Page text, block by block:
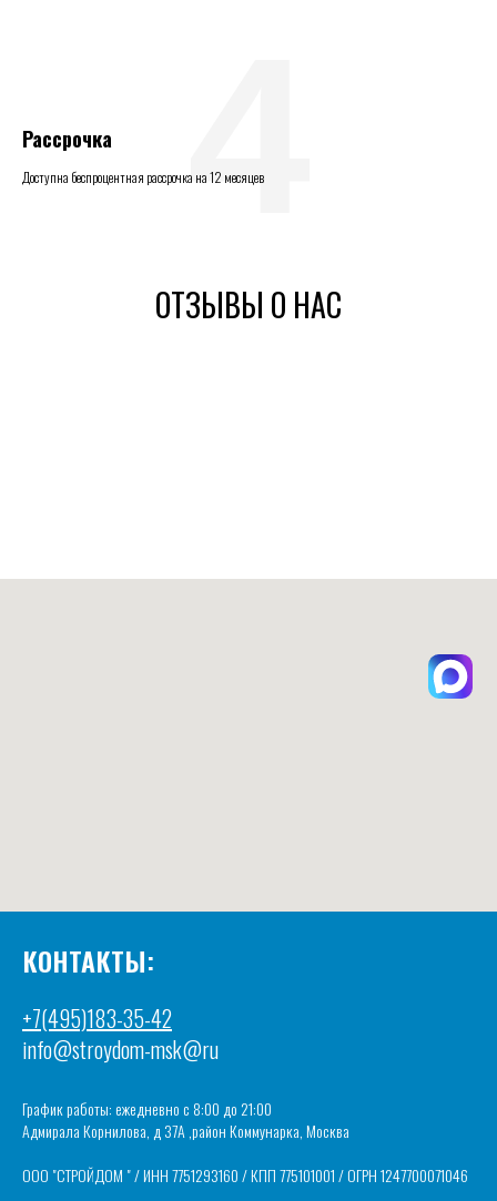
Рассрочка
Доступна беспроцентная рассрочка на 12 месяцев
4
ОТЗЫВЫ О НАС
КОНТАКТЫ:
+7(495)183-35-42
info@stroydom-msk@ru
График работы: ежедневно с 8:00 до 21:00
Адмирала Корнилова, д 37А ,район Коммунарка, Москва
ООО "СТРОЙДОМ " / ИНН 7751293160 / КПП 775101001 / ОГРН 1247700071046